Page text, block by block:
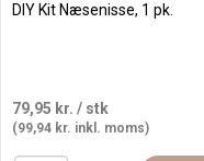
DIY Kit Næsenisse, 1 pk.
79,95 kr. / stk
(99,94 kr. inkl. moms)